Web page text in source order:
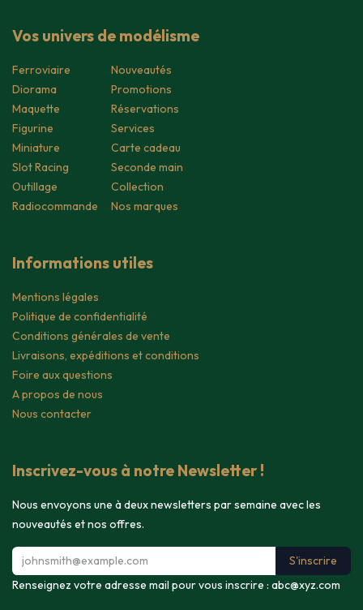
Vos univers de modélisme
Ferroviaire
Diorama
Maquette
Figurine
Miniature
Slot Racing
Outillage
Radiocommande
Nouveautés
Promotions
Réservations
Services
Carte cadeau
Seconde main
Collection
Nos marques
Informations utiles
Mentions légales
Politique de confidentialité
Conditions générales de vente
Livraisons, expéditions et conditions
Foire aux questions
A propos de nous
Nous contacter
Inscrivez-vous à notre Newsletter !
Nous envoyons une à deux newsletters par semaine avec les
nouveautés et nos offres.
S'inscrire
Renseignez votre adresse mail pour vous inscrire : abc@xyz.com